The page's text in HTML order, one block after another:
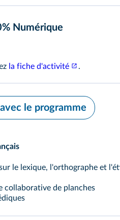
Numérique
la fiche d'activité .
avec le programme
le lexique, l'orthographe et
collaborative de planches